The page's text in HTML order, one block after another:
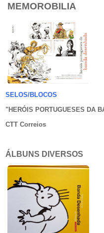
MEMOROBILIA
SELOS/BLOCOS
"HERÓIS PORTUGUESES DA
CTT Correios
ÁLBUNS DIVERSOS